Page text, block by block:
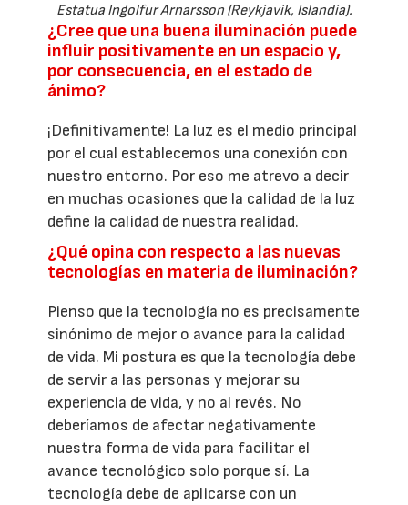
Estatua Ingolfur Arnarsson (Reykjavik, Islandia).
¿Cree que una buena iluminación puede
influir positivamente en un espacio y,
por consecuencia, en el estado de
ánimo?
¡Definitivamente! La luz es el medio principal
por el cual establecemos una conexión con
nuestro entorno. Por eso me atrevo a decir
en muchas ocasiones que la calidad de la luz
define la calidad de nuestra realidad.
¿Qué opina con respecto a las nuevas
tecnologías en materia de iluminación?
Pienso que la tecnología no es precisamente
sinónimo de mejor o avance para la calidad
de vida. Mi postura es que la tecnología debe
de servir a las personas y mejorar su
experiencia de vida, y no al revés. No
deberíamos de afectar negativamente
nuestra forma de vida para facilitar el
avance tecnológico solo porque sí. La
tecnología debe de aplicarse con un